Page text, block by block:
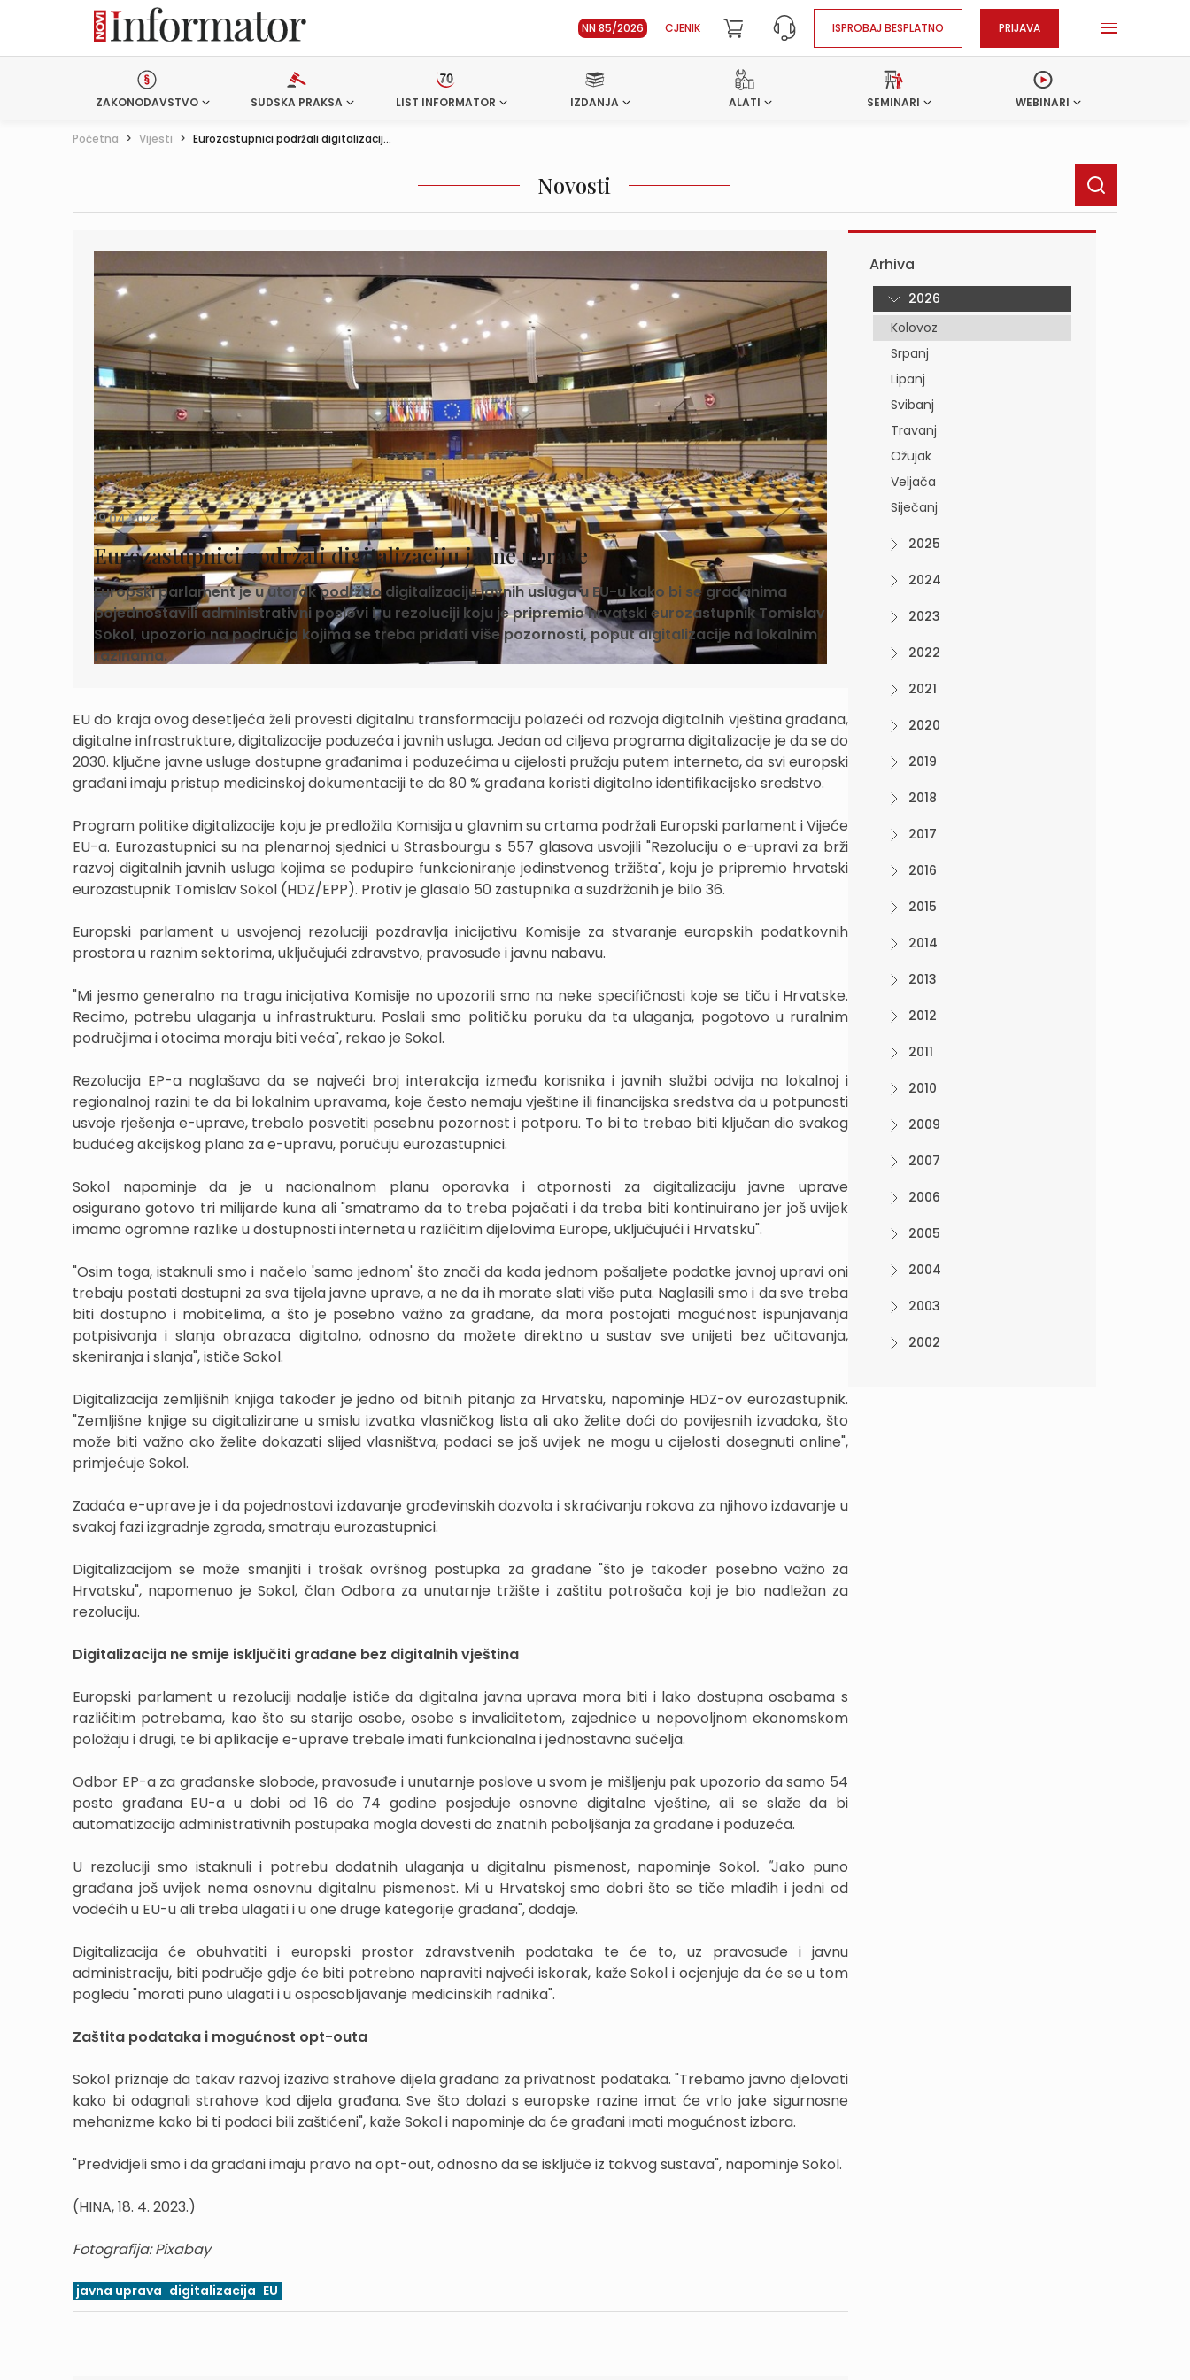
NN 85/2026 CJENIK ISPROBAJ BESPLATNO PRIJAVA
ZAKONODAVSTVO SUDSKA PRAKSA LIST INFORMATOR IZDANJA ALATI SEMINARI WEBINARI
Početna > Vijesti > Eurozastupnici podržali digitalizacij...
Novosti
19.04.2023.
Eurozastupnici podržali digitalizaciju javne uprave
Europski parlament je u utorak podržao digitalizaciju javnih usluga u EU-u kako bi se građanima
pojednostavili administrativni poslovi i, u rezoluciji koju je pripremio hrvatski eurozastupnik Tomislav
Sokol, upozorio na područja kojima se treba pridati više pozornosti, poput digitalizacije na lokalnim
razinama.
EU do kraja ovog desetljeća želi provesti digitalnu transformaciju polazeći od razvoja digitalnih vještina građana,
digitalne infrastrukture, digitalizacije poduzeća i javnih usluga. Jedan od ciljeva programa digitalizacije je da se do
2030. ključne javne usluge dostupne građanima i poduzećima u cijelosti pružaju putem interneta, da svi europski
građani imaju pristup medicinskoj dokumentaciji te da 80 % građana koristi digitalno identifikacijsko sredstvo.
Program politike digitalizacije koju je predložila Komisija u glavnim su crtama podržali Europski parlament i Vijeće
EU-a. Eurozastupnici su na plenarnoj sjednici u Strasbourgu s 557 glasova usvojili "Rezoluciju o e-upravi za brži
razvoj digitalnih javnih usluga kojima se podupire funkcioniranje jedinstvenog tržišta", koju je pripremio hrvatski
eurozastupnik Tomislav Sokol (HDZ/EPP). Protiv je glasalo 50 zastupnika a suzdržanih je bilo 36.
Europski parlament u usvojenoj rezoluciji pozdravlja inicijativu Komisije za stvaranje europskih podatkovnih
prostora u raznim sektorima, uključujući zdravstvo, pravosuđe i javnu nabavu.
"Mi jesmo generalno na tragu inicijativa Komisije no upozorili smo na neke specifičnosti koje se tiču i Hrvatske.
Recimo, potrebu ulaganja u infrastrukturu. Poslali smo političku poruku da ta ulaganja, pogotovo u ruralnim
područjima i otocima moraju biti veća", rekao je Sokol.
Rezolucija EP-a naglašava da se najveći broj interakcija između korisnika i javnih službi odvija na lokalnoj i
regionalnoj razini te da bi lokalnim upravama, koje često nemaju vještine ili financijska sredstva da u potpunosti
usvoje rješenja e-uprave, trebalo posvetiti posebnu pozornost i potporu. To bi to trebao biti ključan dio svakog
budućeg akcijskog plana za e-upravu, poručuju eurozastupnici.
Sokol napominje da je u nacionalnom planu oporavka i otpornosti za digitalizaciju javne uprave
osigurano gotovo tri milijarde kuna ali "smatramo da to treba pojačati i da treba biti kontinuirano jer još uvijek
imamo ogromne razlike u dostupnosti interneta u različitim dijelovima Europe, uključujući i Hrvatsku".
"Osim toga, istaknuli smo i načelo 'samo jednom' što znači da kada jednom pošaljete podatke javnoj upravi oni
trebaju postati dostupni za sva tijela javne uprave, a ne da ih morate slati više puta. Naglasili smo i da sve treba
biti dostupno i mobitelima, a što je posebno važno za građane, da mora postojati mogućnost ispunjavanja
potpisivanja i slanja obrazaca digitalno, odnosno da možete direktno u sustav sve unijeti bez učitavanja,
skeniranja i slanja", ističe Sokol.
Digitalizacija zemljišnih knjiga također je jedno od bitnih pitanja za Hrvatsku, napominje HDZ-ov eurozastupnik.
"Zemljišne knjige su digitalizirane u smislu izvatka vlasničkog lista ali ako želite doći do povijesnih izvadaka, što
može biti važno ako želite dokazati slijed vlasništva, podaci se još uvijek ne mogu u cijelosti dosegnuti online",
primjećuje Sokol.
Zadaća e-uprave je i da pojednostavi izdavanje građevinskih dozvola i skraćivanju rokova za njihovo izdavanje u
svakoj fazi izgradnje zgrada, smatraju eurozastupnici.
Digitalizacijom se može smanjiti i trošak ovršnog postupka za građane "što je također posebno važno za
Hrvatsku", napomenuo je Sokol, član Odbora za unutarnje tržište i zaštitu potrošača koji je bio nadležan za
rezoluciju.
Digitalizacija ne smije isključiti građane bez digitalnih vještina
Europski parlament u rezoluciji nadalje ističe da digitalna javna uprava mora biti i lako dostupna osobama s
različitim potrebama, kao što su starije osobe, osobe s invaliditetom, zajednice u nepovoljnom ekonomskom
položaju i drugi, te bi aplikacije e-uprave trebale imati funkcionalna i jednostavna sučelja.
Odbor EP-a za građanske slobode, pravosuđe i unutarnje poslove u svom je mišljenju pak upozorio da samo 54
posto građana EU-a u dobi od 16 do 74 godine posjeduje osnovne digitalne vještine, ali se slaže da bi
automatizacija administrativnih postupaka mogla dovesti do znatnih poboljšanja za građane i poduzeća.
U rezoluciji smo istaknuli i potrebu dodatnih ulaganja u digitalnu pismenost, napominje Sokol. "Jako puno
građana još uvijek nema osnovnu digitalnu pismenost. Mi u Hrvatskoj smo dobri što se tiče mlađih i jedni od
vodećih u EU-u ali treba ulagati i u one druge kategorije građana", dodaje.
Digitalizacija će obuhvatiti i europski prostor zdravstvenih podataka te će to, uz pravosuđe i javnu
administraciju, biti područje gdje će biti potrebno napraviti najveći iskorak, kaže Sokol i ocjenjuje da će se u tom
pogledu"morati puno ulagati i u osposobljavanje medicinskih radnika".
Zaštita podataka i mogućnost opt-outa
Sokol priznaje da takav razvoj izaziva strahove dijela građana za privatnost podataka. "Trebamo javno djelovati
kako bi odagnali strahove kod dijela građana. Sve što dolazi s europske razine imat će vrlo jake sigurnosne
mehanizme kako bi ti podaci bili zaštićeni", kaže Sokol i napominje da će građani imati mogućnost izbora.
"Predvidjeli smo i da građani imaju pravo na opt-out, odnosno da se isključe iz takvog sustava", napominje Sokol.
(HINA, 18. 4. 2023.)
Fotografija: Pixabay
javna uprava digitalizacija EU
Arhiva
2026
Kolovoz
Srpanj
Lipanj
Svibanj
Travanj
Ožujak
Veljača
Siječanj
2025
2024
2023
2022
2021
2020
2019
2018
2017
2016
2015
2014
2013
2012
2011
2010
2009
2007
2006
2005
2004
2003
2002